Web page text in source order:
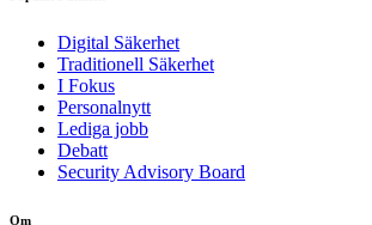
Digital Säkerhet
Traditionell Säkerhet
I Fokus
Personalnytt
Lediga jobb
Debatt
Security Advisory Board
Om